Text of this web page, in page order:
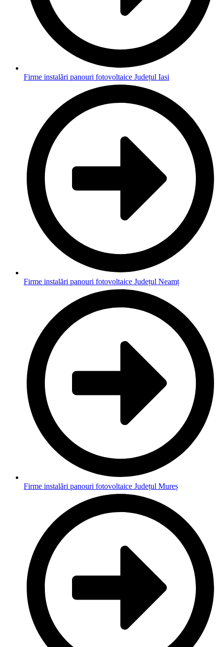
Firme instalări panouri fotovoltaice Județul Iasi
Firme instalări panouri fotovoltaice Județul Neamț
Firme instalări panouri fotovoltaice Județul Mureș